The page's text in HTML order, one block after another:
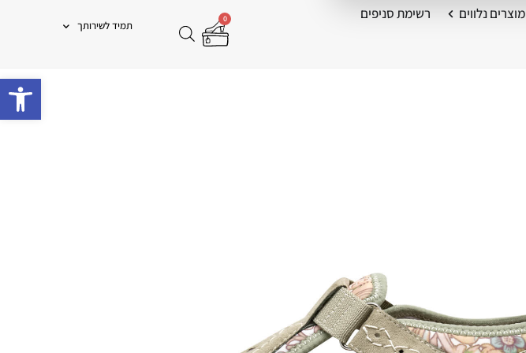
מוצרים נלווים רשימת סניפים 0
תמיד לשירותך